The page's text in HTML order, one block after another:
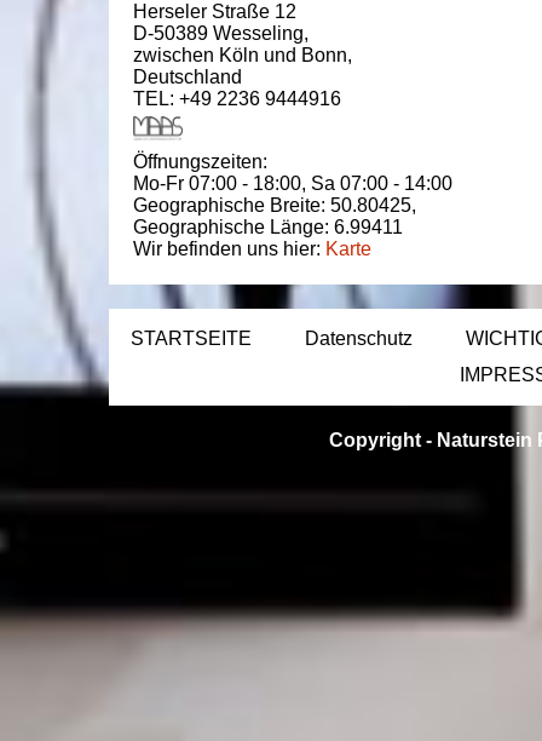
Herseler Straße 12
D-50389 Wesseling,
zwischen Köln und Bonn,
Deutschland
TEL: +49 2236 9444916
Öffnungszeiten:
Mo-Fr 07:00 - 18:00, Sa 07:00 - 14:00
Geographische Breite: 50.80425,
Geographische Länge: 6.99411
Wir befinden uns hier: Karte
STARTSEITE Datenschutz
Copyright - Naturstein